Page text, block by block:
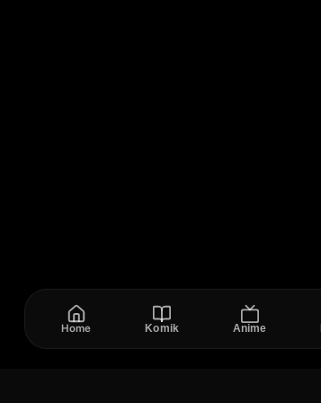
Home Komik Anime